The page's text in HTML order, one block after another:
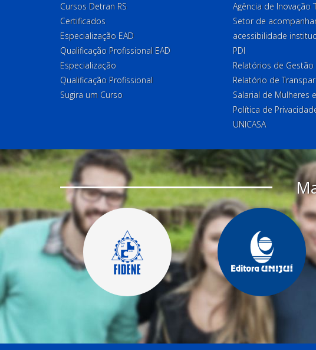
Cursos Detran RS
Certificados
Especialização EAD
Qualificação Profissional EAD
Especialização
Qualificação Profissional
Sugira um Curso
Agência de Inovação
Setor de
acessibilidade
PDI
Relatórios de Gestão
Relatório de
Salarial de Mulheres
Política de
UNICASA